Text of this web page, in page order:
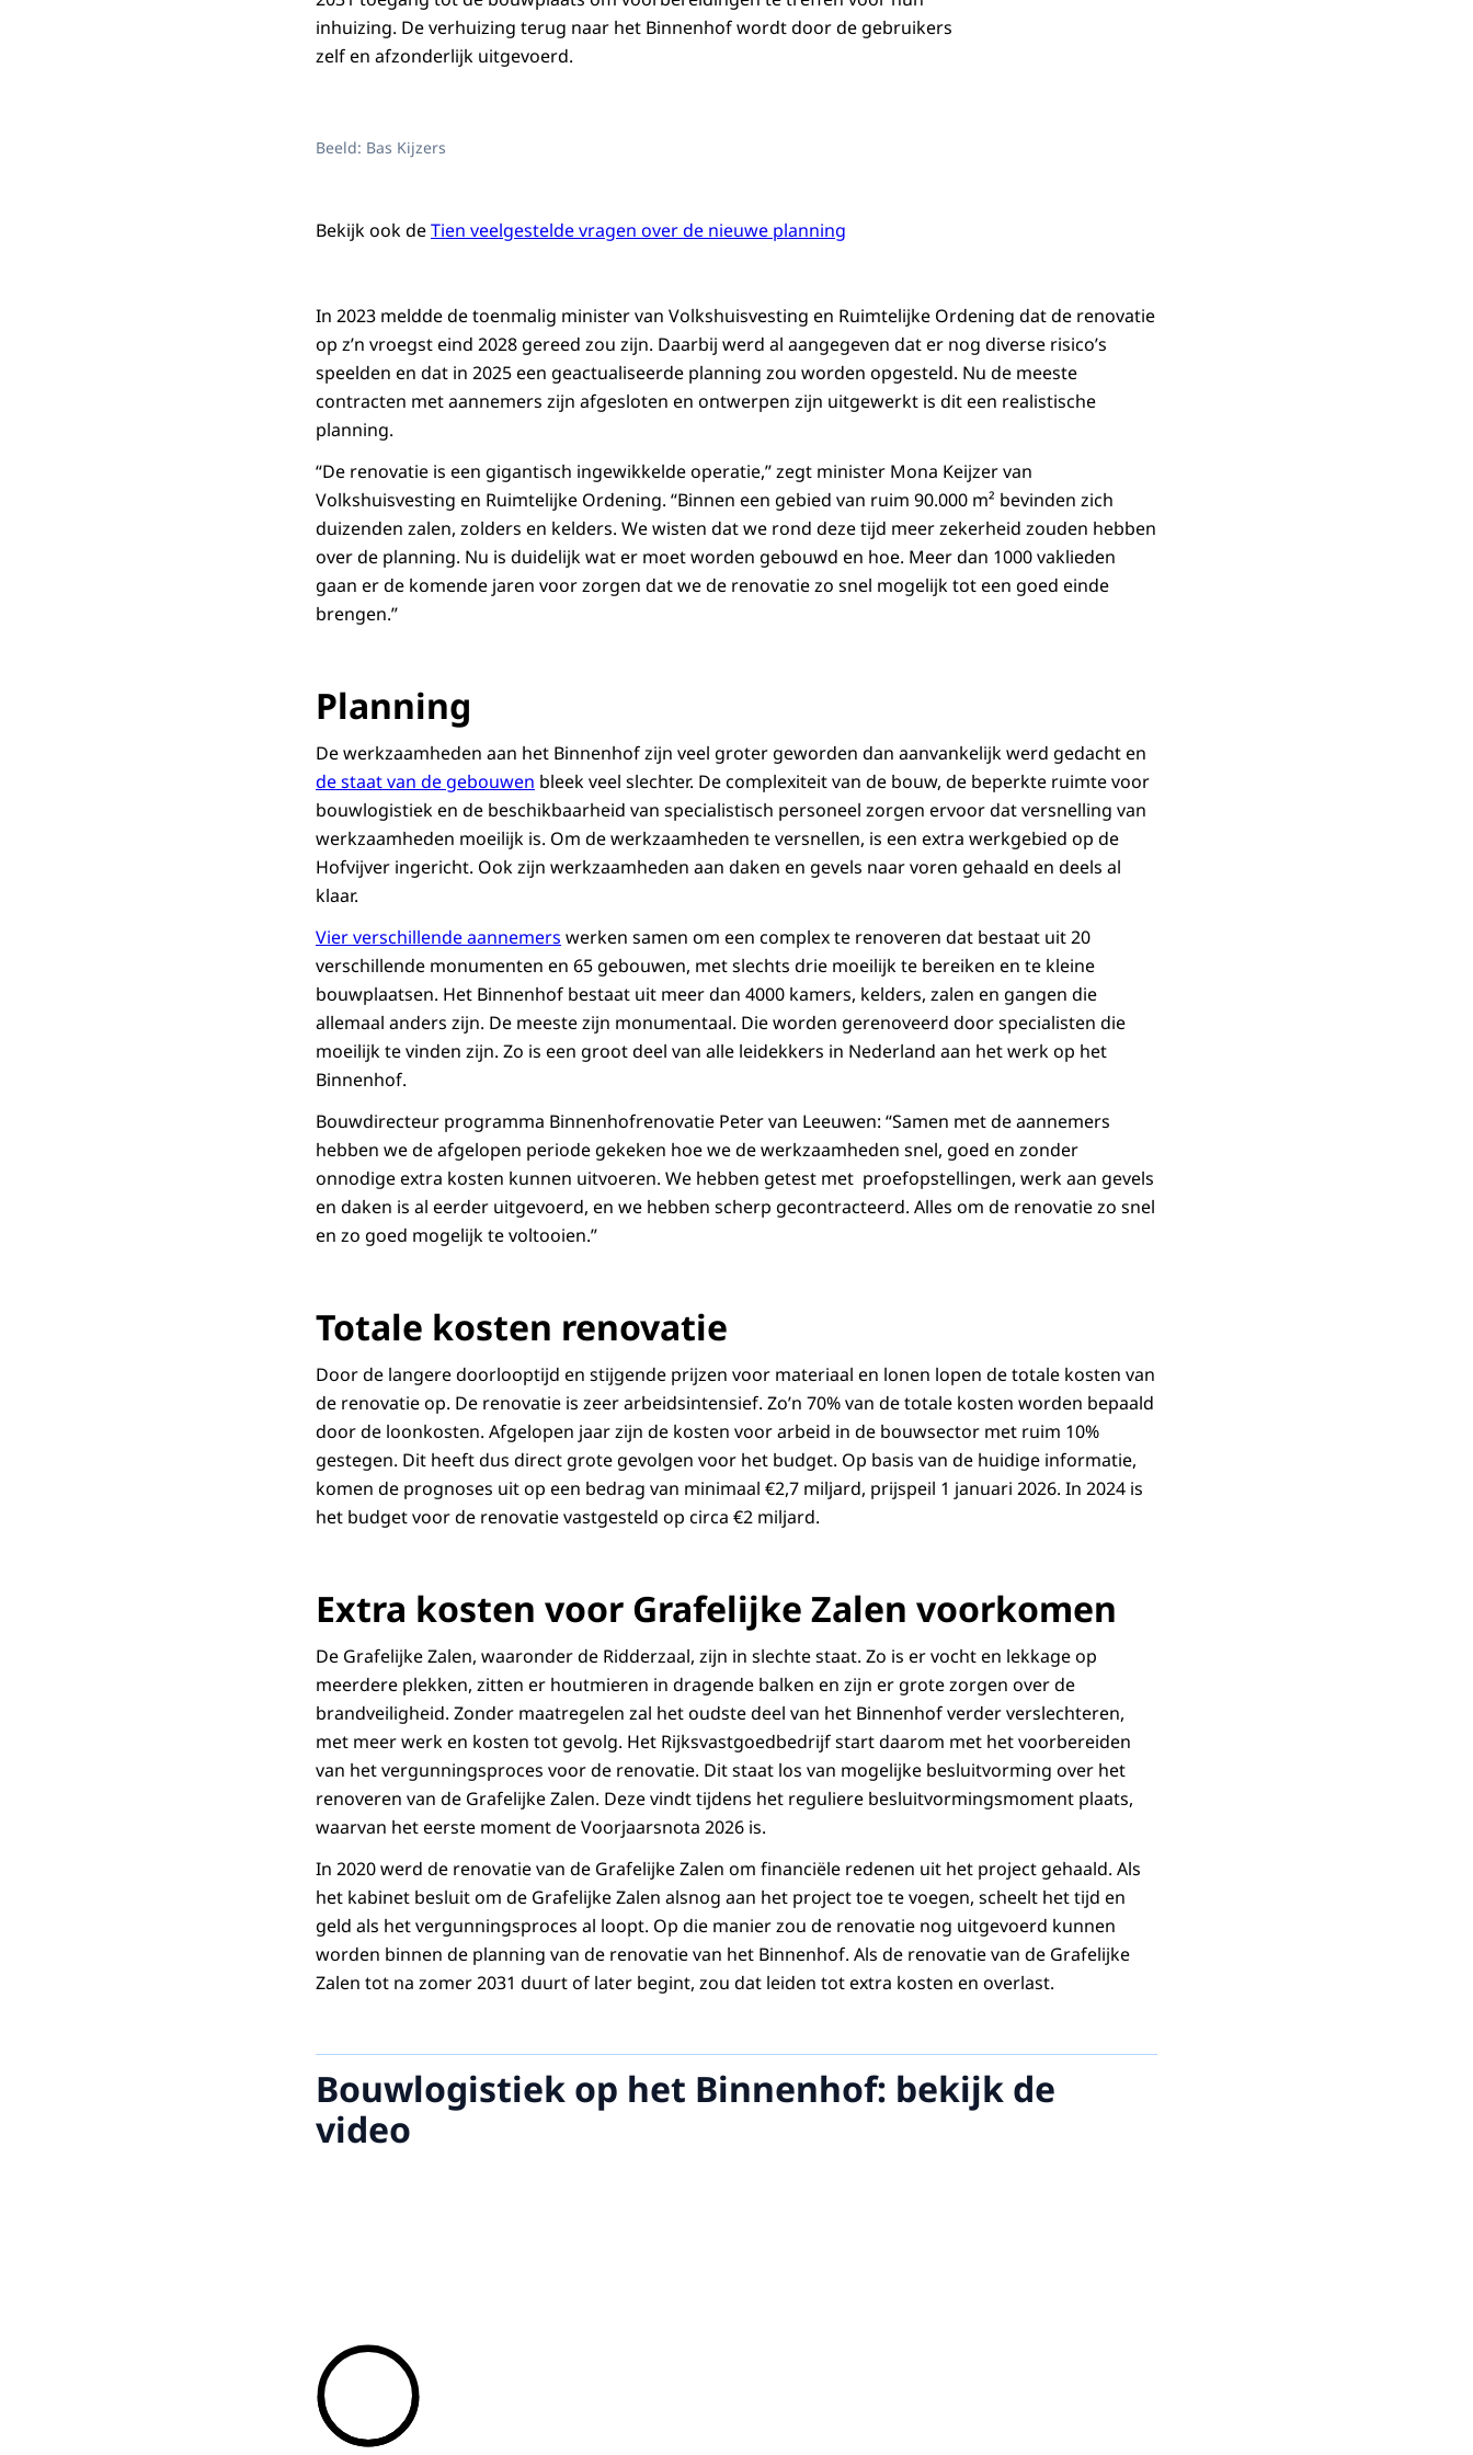
inhuizing. De verhuizing terug naar het Binnenhof wordt door de gebruikers
zelf en afzonderlijk uitgevoerd.
Beeld: Bas Kijzers
Bekijk ook deTien veelgestelde vragen over de nieuwe planning
In 2023 meldde de toenmalig minister van Volkshuisvesting en Ruimtelijke Ordening dat de renovatie
op z’n vroegst eind 2028 gereed zou zijn. Daarbij werd al aangegeven dat er nog diverse risico’s
speelden en dat in 2025 een geactualiseerde planning zou worden opgesteld. Nu de meeste
contracten met aannemers zijn afgesloten en ontwerpen zijn uitgewerkt is dit een realistische
planning.
“De renovatie is een gigantisch ingewikkelde operatie,” zegt minister Mona Keijzer van
Volkshuisvesting en Ruimtelijke Ordening. “Binnen een gebied van ruim 90.000 m² bevinden zich
duizenden zalen, zolders en kelders. We wisten dat we rond deze tijd meer zekerheid zouden hebben
over de planning. Nu is duidelijk wat er moet worden gebouwd en hoe. Meer dan 1000 vaklieden
gaan er de komende jaren voor zorgen dat we de renovatie zo snel mogelijk tot een goed einde
brengen.”
Planning
De werkzaamheden aan het Binnenhof zijn veel groter geworden dan aanvankelijk werd gedacht en
de staat van de gebouwen bleek veel slechter. De complexiteit van de bouw, de beperkte ruimte voor
bouwlogistiek en de beschikbaarheid van specialistisch personeel zorgen ervoor dat versnelling van
werkzaamheden moeilijk is. Om de werkzaamheden te versnellen, is een extra werkgebied op de
Hofvijver ingericht. Ook zijn werkzaamheden aan daken en gevels naar voren gehaald en deels al
klaar.
Vier verschillende aannemers werken samen om een complex te renoveren dat bestaat uit 20
verschillende monumenten en 65 gebouwen, met slechts drie moeilijk te bereiken en te kleine
bouwplaatsen. Het Binnenhof bestaat uit meer dan 4000 kamers, kelders, zalen en gangen die
allemaal anders zijn. De meeste zijn monumentaal. Die worden gerenoveerd door specialisten die
moeilijk te vinden zijn. Zo is een groot deel van alle leidekkers in Nederland aan het werk op het
Binnenhof.
Bouwdirecteur programma Binnenhofrenovatie Peter van Leeuwen: “Samen met de aannemers
hebben we de afgelopen periode gekeken hoe we de werkzaamheden snel, goed en zonder
onnodige extra kosten kunnen uitvoeren. We hebben getest met proefopstellingen, werk aan gevels
en daken is al eerder uitgevoerd, en we hebben scherp gecontracteerd. Alles om de renovatie zo snel
en zo goed mogelijk te voltooien.”
Totale kosten renovatie
Door de langere doorlooptijd en stijgende prijzen voor materiaal en lonen lopen de totale kosten van
de renovatie op. De renovatie is zeer arbeidsintensief. Zo’n 70% van de totale kosten worden bepaald
door de loonkosten. Afgelopen jaar zijn de kosten voor arbeid in de bouwsector met ruim 10%
gestegen. Dit heeft dus direct grote gevolgen voor het budget. Op basis van de huidige informatie,
komen de prognoses uit op een bedrag van minimaal €2,7 miljard, prijspeil 1 januari 2026. In 2024 is
het budget voor de renovatie vastgesteld op circa €2 miljard.
Extra kosten voor Grafelijke Zalen voorkomen
De Grafelijke Zalen, waaronder de Ridderzaal, zijn in slechte staat. Zo is er vocht en lekkage op
meerdere plekken, zitten er houtmieren in dragende balken en zijn er grote zorgen over de
brandveiligheid. Zonder maatregelen zal het oudste deel van het Binnenhof verder verslechteren,
met meer werk en kosten tot gevolg. Het Rijksvastgoedbedrijf start daarom met het voorbereiden
van het vergunningsproces voor de renovatie. Dit staat los van mogelijke besluitvorming over het
renoveren van de Grafelijke Zalen. Deze vindt tijdens het reguliere besluitvormingsmoment plaats,
waarvan het eerste moment de Voorjaarsnota 2026 is.
In 2020 werd de renovatie van de Grafelijke Zalen om financiële redenen uit het project gehaald. Als
het kabinet besluit om de Grafelijke Zalen alsnog aan het project toe te voegen, scheelt het tijd en
geld als het vergunningsproces al loopt. Op die manier zou de renovatie nog uitgevoerd kunnen
worden binnen de planning van de renovatie van het Binnenhof. Als de renovatie van de Grafelijke
Zalen tot na zomer 2031 duurt of later begint, zou dat leiden tot extra kosten en overlast.
Bouwlogistiek op het Binnenhof: bekijk de
video